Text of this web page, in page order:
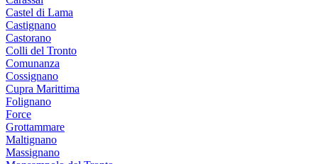
Castel di Lama
Castignano
Castorano
Colli del Tronto
Comunanza
Cossignano
Cupra Marittima
Folignano
Force
Grottammare
Maltignano
Massignano